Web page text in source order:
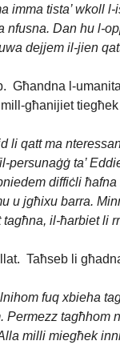
imma tista’
Dan hu l-
dejjem il-jien
Għandna l-
għanijiet tiegħek
li qatt ma
ta’
diffiċli
u jgħixu barra.
il-ħarbiet li
Taħseb li
fuq xbieha
milli miegħek